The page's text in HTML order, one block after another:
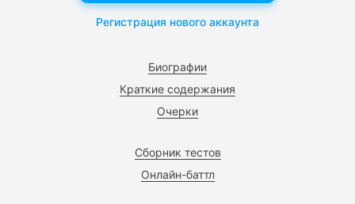
Биографии
Краткие содержания
Очерки
Сборник тестов
Онлайн-баттл
Регистрация нового аккаунта